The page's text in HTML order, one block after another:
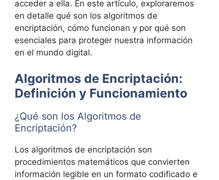
acceder a ella. En este artículo, exploraremos
en detalle qué son los algoritmos de
encriptación, cómo funcionan y por qué son
esenciales para proteger nuestra información
en el mundo digital.
Algoritmos de Encriptación:
Definición y Funcionamiento
¿Qué son los Algoritmos de
Encriptación?
Los algoritmos de encriptación son
procedimientos matemáticos que convierten
información legible en un formato codificado e